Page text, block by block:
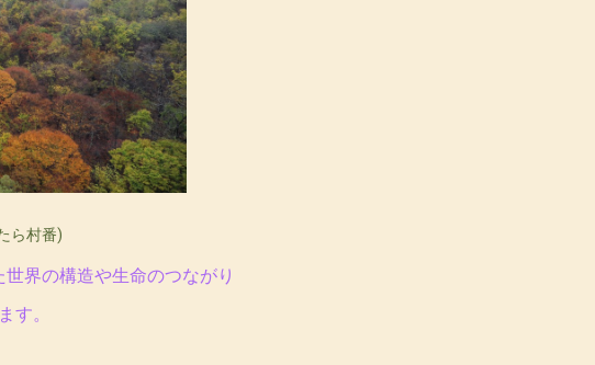
ら村番)
界の構造や生命のつながり
す。